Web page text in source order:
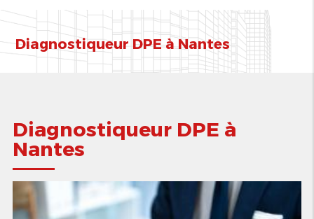
Diagnostiqueur DPE à Nantes
Diagnostiqueur DPE à
Nantes